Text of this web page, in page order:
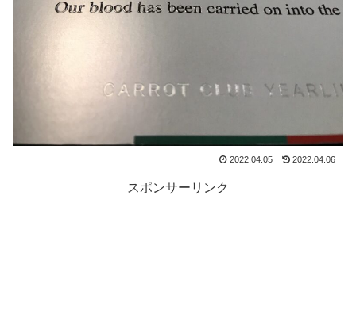
2022.04.05 2022.04.06
スポンサーリンク